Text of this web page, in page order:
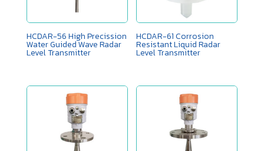
HCDAR-56 High Precission
Water Guided Wave Radar
Level Transmitter
HCDAR-61 ​Corrosion
Resistant Liquid Radar
Level Transmitter